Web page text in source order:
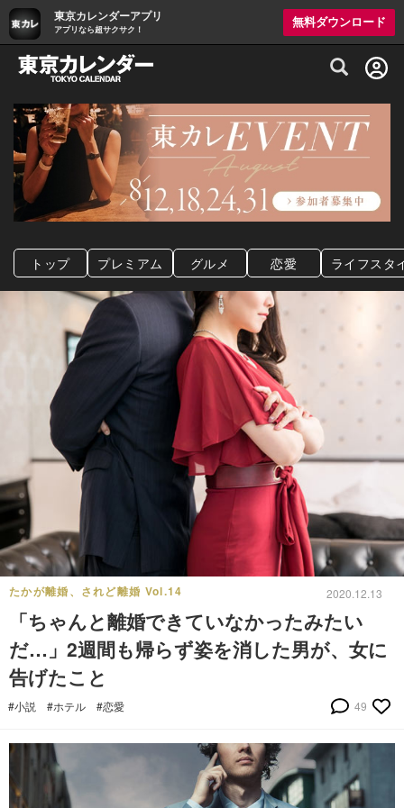
東京カレンダーアプリ
アプリなら超サクサク！
無料ダウンロード
グルメ情報・プレミアムレストラン予約
トップ プレミアム グルメ 恋愛 ライフスタ
たかが離婚、されど離婚 Vol.14 2020.12.13
「ちゃんと離婚できていなかったみたい
だ…」2週間も帰らず姿を消した男が、女に
告げたこと
#小説 #ホテル #恋愛 49